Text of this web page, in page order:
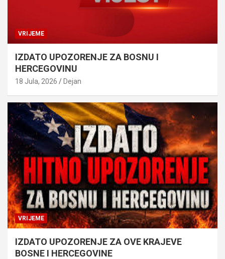
VRIJEME
IZDATO UPOZORENJE ZA BOSNU I
HERCEGOVINU
18 Jula, 2026 Dejan
VRIJEME
IZDATO UPOZORENJE ZA OVE KRAJEVE
BOSNE I HERCEGOVINE